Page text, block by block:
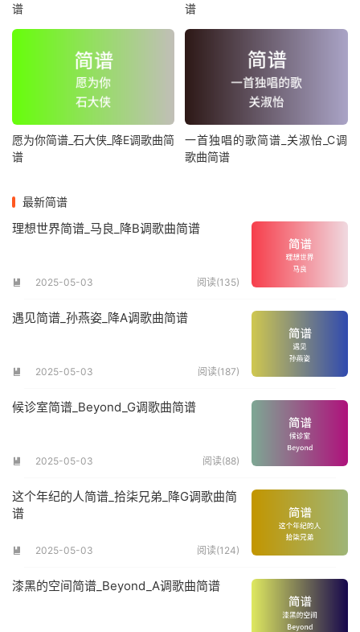
谱
谱
愿为你简谱_石大侠_降E调歌曲简
谱
一首独唱的歌简谱_关淑怡_C调
歌曲简谱
最新简谱
理想世界简谱_马良_降B调歌曲简谱
 2025-05-03 阅读(135)
遇见简谱_孙燕姿_降A调歌曲简谱
 2025-05-03 阅读(187)
候诊室简谱_Beyond_G调歌曲简谱
 2025-05-03 阅读(88)
这个年纪的人简谱_拾柒兄弟_降G调歌曲简
谱
 2025-05-03 阅读(124)
漆黑的空间简谱_Beyond_A调歌曲简谱